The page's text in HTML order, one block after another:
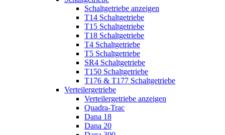
Schaltgetriebe anzeigen
T14 Schaltgetriebe
T15 Schaltgetriebe
T18 Schaltgetriebe
T4 Schaltgetriebe
T5 Schaltgetriebe
SR4 Schaltgetriebe
T150 Schaltgetriebe
T176 & T177 Schaltgetriebe
Verteilergetriebe
Verteilergetriebe anzeigen
Quadra-Trac
Dana 18
Dana 20